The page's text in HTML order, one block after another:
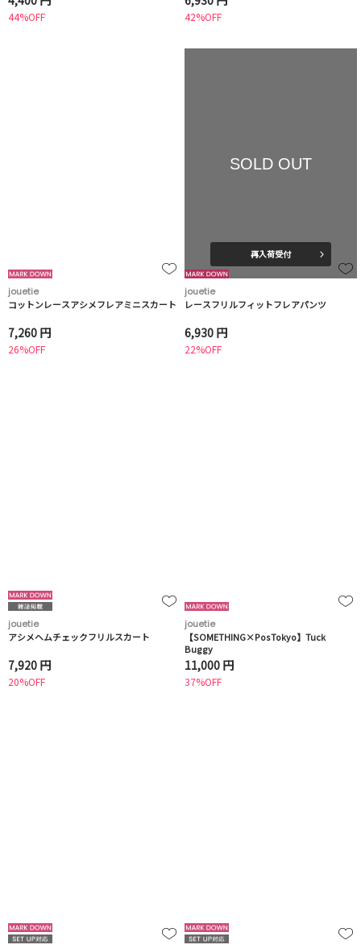
44%OFF 42%OFF
jouetie
コットンレースアシメフレアミニスカート
7,260 円
26%OFF
SOLD OUT
再入荷受付
jouetie
レースフリルフィットフレアパンツ
6,930 円
22%OFF
jouetie
アシメヘムチェックフリルスカート
7,920 円
20%OFF
jouetie
【SOMETHING×PosTokyo】Tuck
Buggy
11,000 円
37%OFF